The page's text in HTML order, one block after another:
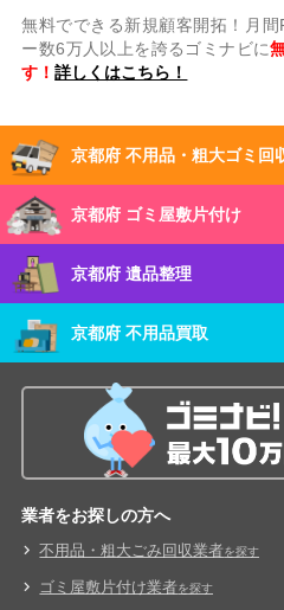
無料でできる新規顧客開拓！月
ー数6万人以上を誇るゴミナビに
す！詳しくはこちら！
京都府 不用品・粗大ゴミ回
京都府 ゴミ屋敷片付け
京都府 遺品整理
京都府 不用品買取
業者をお探しの方へ
不用品・粗大ごみ回収業者を探す
ゴミ屋敷片付け業者を探す